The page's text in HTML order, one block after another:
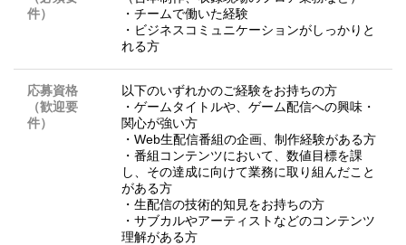
件）
・チームで働いた経験
・ビジネスコミュニケーションがしっかりと
れる方
応募資格
（歓迎要
件）
以下のいずれかのご経験をお持ちの方
・ゲームタイトルや、ゲーム配信への興味・
関心が強い方
・Web生配信番組の企画、制作経験がある方
・番組コンテンツにおいて、数値目標を課
し、その達成に向けて業務に取り組んだこと
がある方
・生配信の技術的知見をお持ちの方
・サブカルやアーティストなどのコンテンツ
理解がある方